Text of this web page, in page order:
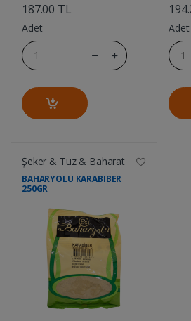
187.00 TL
Adet Adet
Şeker & Tuz & Baharat
BAHARYOLU KARABIBER
250GR